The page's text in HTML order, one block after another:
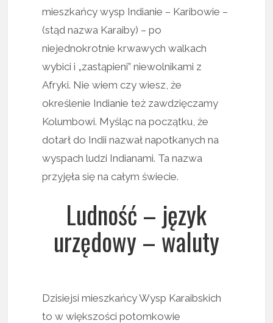
mieszkańcy wysp Indianie – Karibowie –
(stąd nazwa Karaiby) – po
niejednokrotnie krwawych walkach
wybici i „zastąpieni” niewolnikami z
Afryki. Nie wiem czy wiesz, że
określenie Indianie też zawdzięczamy
Kolumbowi. Myśląc na początku, że
dotarł do Indii nazwał napotkanych na
wyspach ludzi Indianami. Ta nazwa
przyjęła się na całym świecie.
Ludność – język
urzędowy – waluty
Dzisiejsi mieszkańcy Wysp Karaibskich
to w większości potomkowie